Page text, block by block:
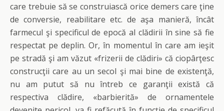
care trebuie să se construiască orice demers care ţine
de conversie, reabilitare etc. de aşa manieră, încât
farmecul şi specificul de epocă al clădirii în sine să fie
respectat pe deplin. Or, în momentul în care am ieşit
pe stradă şi am văzut «frizerii de clădiri» că ciopârţesc
construcţii care au un secol şi mai bine de existenţă,
nu am putut să nu întreb ce garanţii există că
respectiva clădire, «barbierită» de ornamentele